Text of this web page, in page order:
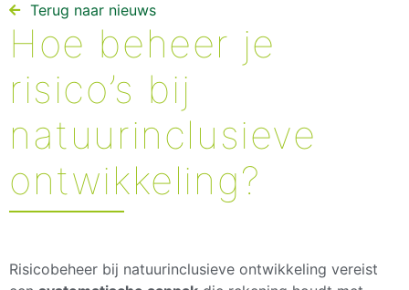
Terug naar nieuws​
Hoe beheer je
risico’s bij
natuurinclusieve
ontwikkeling?
Risicobeheer bij natuurinclusieve ontwikkeling vereist